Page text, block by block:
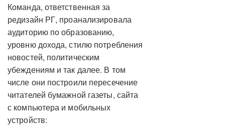
Команда, ответственная за
редизайн РГ, проанализировала
аудиторию по образованию,
уровню дохода, стилю потребления
новостей, политическим
убеждениям и так далее. В том
числе они построили пересечение
читателей бумажной газеты, сайта
с компьютера и мобильных
устройств: